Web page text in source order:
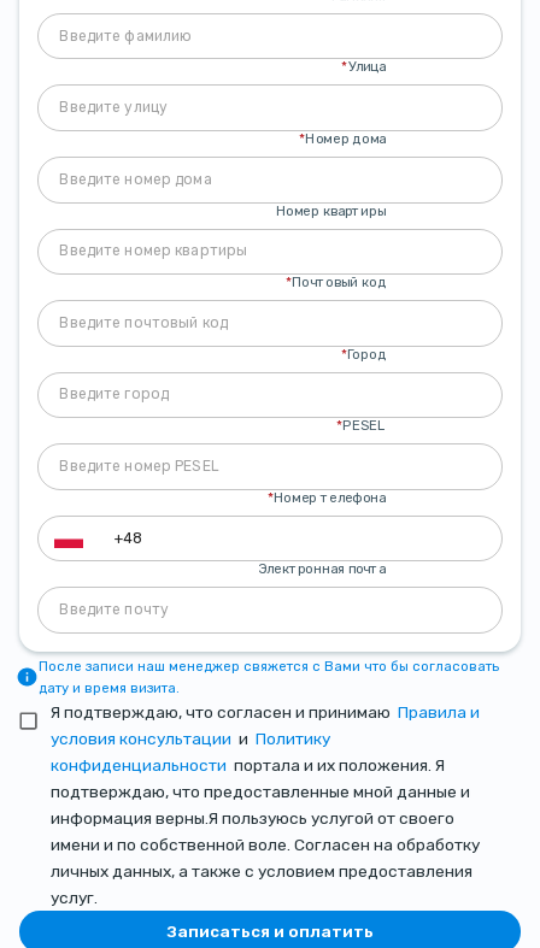
Улица
*
Номер дома
*
Номер квартиры
Почтовый код
*
Город
*
PESEL
*
Номер телефона
*
Электронная почта
После записи наш менеджер свяжется с Вами что бы согласовать
дату и время визита.
Я подтверждаю, что согласен и принимаю Правила и
условия консультации и Политику
конфиденциальности портала и их положения. Я
подтверждаю, что предоставленные мной данные и
информация верны.Я пользуюсь услугой от своего
имени и по собственной воле. Согласен на обработку
личных данных, а также с условием предоставления
услуг.
Записаться и оплатить